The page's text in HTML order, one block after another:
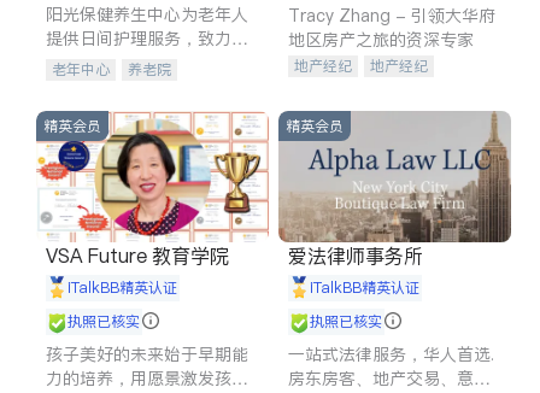
阳光保健养生中心为老年人
提供日间护理服务，致力于
通过持续的护理创新来有效
老年中心 养老院
Tracy Zhang - 引领大华府
地区房产之旅的资深专家
地产经纪
地产经纪
商铺租售
精英会员
VSA Future 教育学院
iTalkBB精英认证
执照已核实
孩子美好的未来始于早期能
力的培养，用愿景激发孩子
精英会员
爱法律师事务所
iTalkBB精英认证
执照已核实
一站式法律服务，华人首选.
房东房客、地产交易、意外